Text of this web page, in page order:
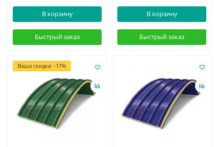
В корзину
Быстрый заказ
В корзину
Быстрый заказ
Ваша скидка: -17%